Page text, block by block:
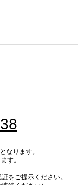
なります。
す。
をご提示ください。